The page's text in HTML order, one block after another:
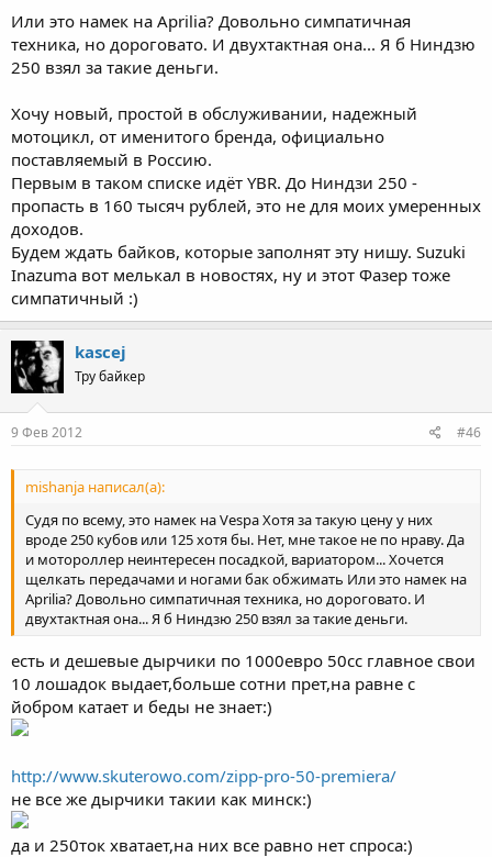
Или это намек на Aprilia? Довольно симпатичная
техника, но дороговато. И двухтактная она... Я б Ниндзю
250 взял за такие деньги.
Хочу новый, простой в обслуживании, надежный
мотоцикл, от именитого бренда, официально
поставляемый в Россию.
Первым в таком списке идёт YBR. До Ниндзи 250 -
пропасть в 160 тысяч рублей, это не для моих умеренных
доходов.
Будем ждать байков, которые заполнят эту нишу. Suzuki
Inazuma вот мелькал в новостях, ну и этот Фазер тоже
симпатичный :)
kascej
Тру байкер
9 Фев 2012 #46
mishanja написал(а):
Судя по всему, это намек на Vespa Хотя за такую цену у них
вроде 250 кубов или 125 хотя бы. Нет, мне такое не по нраву. Да
и мотороллер неинтересен посадкой, вариатором... Хочется
щелкать передачами и ногами бак обжимать Или это намек на
Aprilia? Довольно симпатичная техника, но дороговато. И
двухтактная она... Я б Ниндзю 250 взял за такие деньги.
есть и дешевые дырчики по 1000евро 50сс главное свои
10 лошадок выдает,больше сотни прет,на равне с
йобром катает и беды не знает:)
http://www.skuterowo.com/zipp-pro-50-premiera/
не все же дырчики такии как минск:)
да и 250ток хватает,на них все равно нет спроса:)